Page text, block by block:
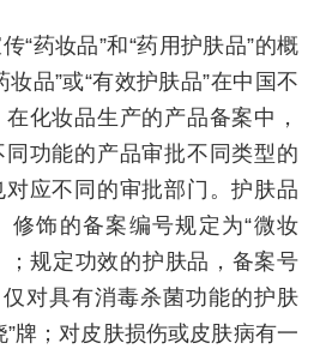
“药妆品”和“药用护肤品”的概
品”或“有效护肤品”在中国不
化妆品生产的产品备案中，
功能的产品审批不同类型的
应不同的审批部门。护肤品
修饰的备案编号规定为“微妆
；规定功效的护肤品，备案号
对具有消毒杀菌功能的护肤
”牌；对皮肤损伤或皮肤病有一